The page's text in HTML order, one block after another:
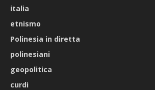
italia
etnismo
Polinesia in diretta
polinesiani
geopolitica
curdi